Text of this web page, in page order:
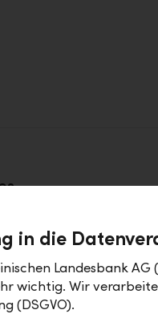
– for a future without
in die
Landesbank
wichtig. Wir
(DSGVO).